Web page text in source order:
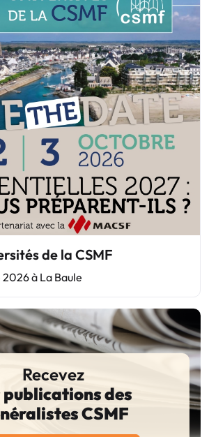
de la CSMF
2026 à La Baule
Recevez
publications des
CSMF